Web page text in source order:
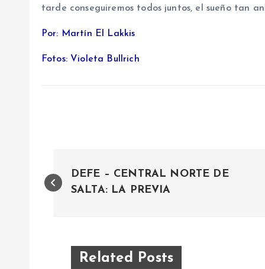
tarde conseguiremos todos juntos, el sueño tan
Por: Martín El Lakkis
Fotos: Violeta Bullrich
a
DEFE – CENTRAL NORTE DE
SALTA: LA PREVIA
Related Posts